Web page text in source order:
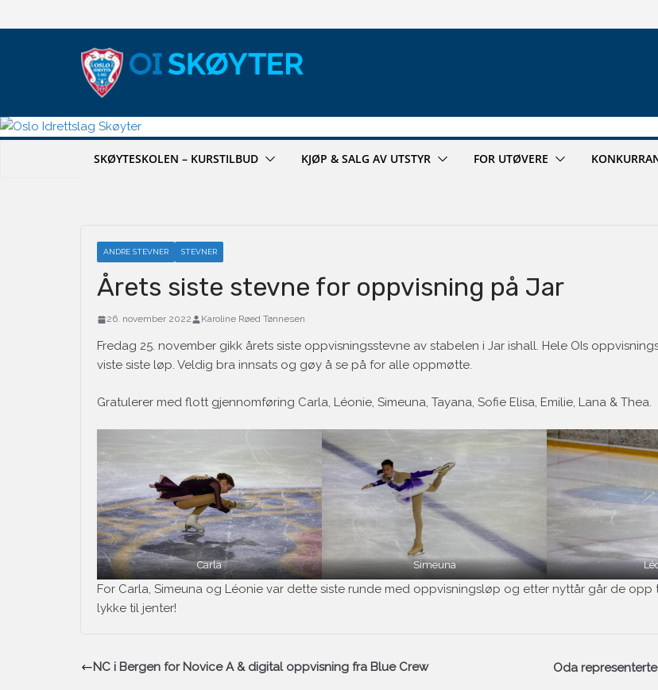
til
SKØYTESKOLEN – KURSTILBUD KJØP & SALG AV UTSTYR FOR UTØVERE
ANDRE STEVNER STEVNER
Årets siste stevne for oppvisning på Jar
26. november 2022 Karoline Røed Tønnesen
Fredag 25. november gikk årets siste oppvisningsstevne av stabelen i Jar ishall. Hele OIs
viste siste løp. Veldig bra innsats og gøy å se på for alle oppmøtte.
Gratulerer med flott gjennomføring Carla, Léonie, Simeuna, Tayana, Sofie Elisa, Emilie, Lana & Thea.
Carla Simeuna
For Carla, Simeuna og Léonie var dette siste runde med oppvisningsløp og etter nyttår går de opp
lykke til jenter!
NC i Bergen for Novice A & digital oppvisning fra Blue Crew Oda